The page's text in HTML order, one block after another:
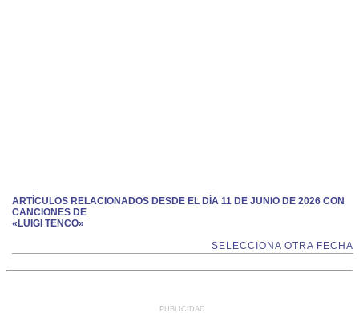
ARTÍCULOS RELACIONADOS DESDE EL DÍA 11 DE JUNIO DE 2026 CON
CANCIONES DE
«LUIGI TENCO»
SELECCIONA OTRA FECHA
PUBLICIDAD